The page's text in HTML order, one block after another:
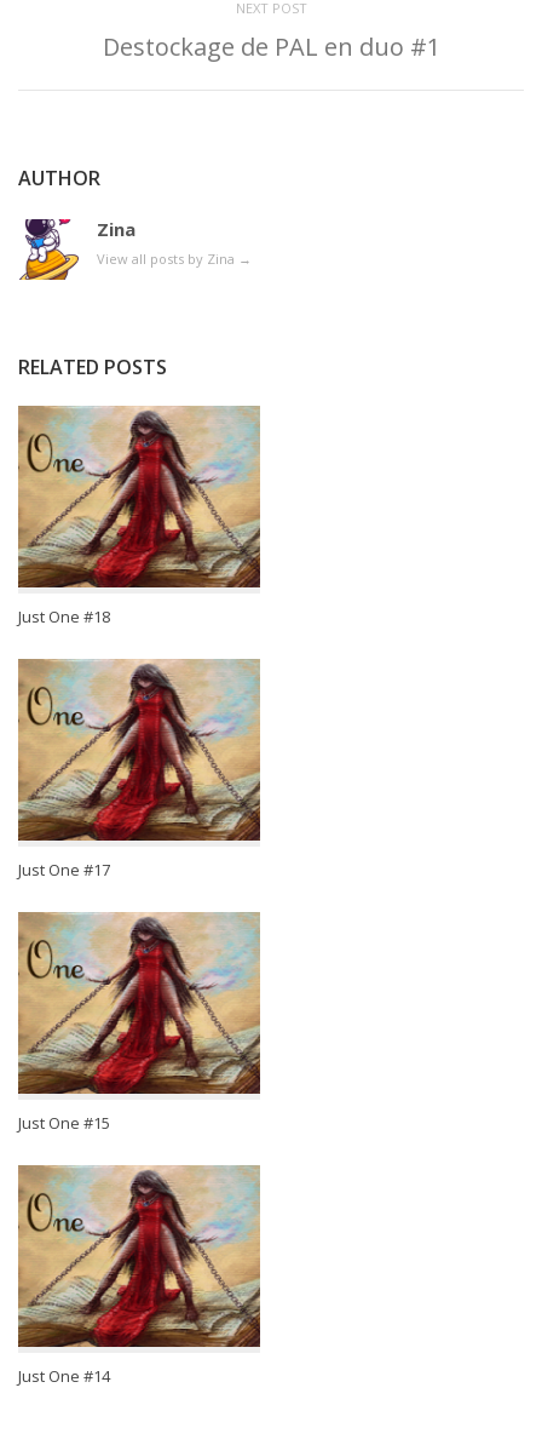
NEXT POST
Destockage de PAL en duo #1
AUTHOR
Zina
View all posts by Zina →
RELATED POSTS
Just One #18
Just One #17
Just One #15
Just One #14